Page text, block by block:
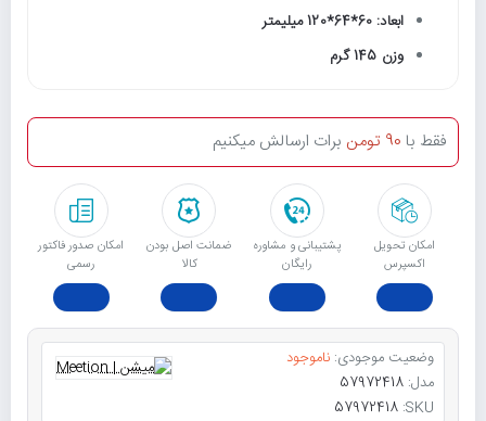
ابعاد: 60*64*120 میلیمتر
وزن 145 گرم
امکان تحویل
اکسپرس
پشتیبانی و مشاوره
رایگان
ﺿﻤﺎﻧﺖ اﺻﻞ ﺑﻮدن
ﮐﺎﻟﺎ
امکان صدور فاکتور
رسمی
فقط با 90 تومن برات ارسالش میکنیم
وضعیت موجودی: ناموجود
مدل: 57972418
SKU:
57972418